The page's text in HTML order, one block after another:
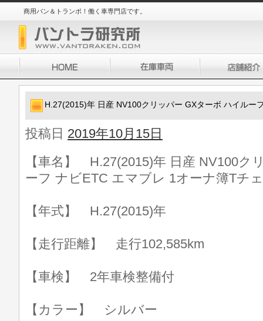
商用バン＆トランポ！働く車専門店です。
H.27(2015)年 日産 NV100クリッパー GXターボ ハイルー
投稿日 2019年10月15日
【車名】 H.27(2015)年 日産 NV100ク
ーフ ナビETC エマブレ 1オーナ簿Tチ
【年式】 H.27(2015)年
【走行距離】 走行102,585km
【車検】 2年車検整備付
【カラー】 シルバー